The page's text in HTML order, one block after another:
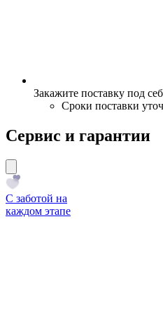
Закажите поставку под
Сроки поставки
Сервис и гарантии
С заботой на
каждом этапе